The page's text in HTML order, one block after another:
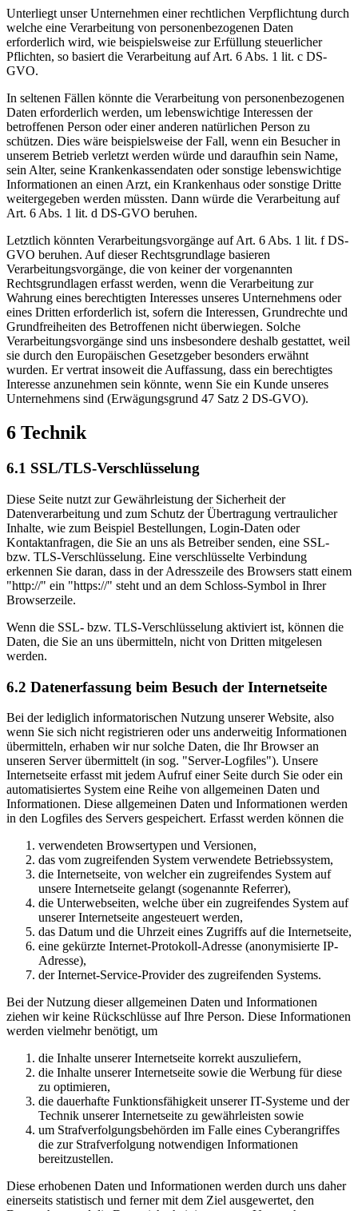
Unterliegt unser Unternehmen einer rechtlichen Verpflichtung durch
welche eine Verarbeitung von personenbezogenen Daten
erforderlich wird, wie beispielsweise zur Erfüllung steuerlicher
Pflichten, so basiert die Verarbeitung auf Art. 6 Abs. 1 lit. c DS-
GVO.
In seltenen Fällen könnte die Verarbeitung von personenbezogenen
Daten erforderlich werden, um lebenswichtige Interessen der
betroffenen Person oder einer anderen natürlichen Person zu
schützen. Dies wäre beispielsweise der Fall, wenn ein Besucher in
unserem Betrieb verletzt werden würde und daraufhin sein Name,
sein Alter, seine Krankenkassendaten oder sonstige lebenswichtige
Informationen an einen Arzt, ein Krankenhaus oder sonstige Dritte
weitergegeben werden müssten. Dann würde die Verarbeitung auf
Art. 6 Abs. 1 lit. d DS-GVO beruhen.
Letztlich könnten Verarbeitungsvorgänge auf Art. 6 Abs. 1 lit. f DS-
GVO beruhen. Auf dieser Rechtsgrundlage basieren
Verarbeitungsvorgänge, die von keiner der vorgenannten
Rechtsgrundlagen erfasst werden, wenn die Verarbeitung zur
Wahrung eines berechtigten Interesses unseres Unternehmens oder
eines Dritten erforderlich ist, sofern die Interessen, Grundrechte und
Grundfreiheiten des Betroffenen nicht überwiegen. Solche
Verarbeitungsvorgänge sind uns insbesondere deshalb gestattet, weil
sie durch den Europäischen Gesetzgeber besonders erwähnt
wurden. Er vertrat insoweit die Auffassung, dass ein berechtigtes
Interesse anzunehmen sein könnte, wenn Sie ein Kunde unseres
Unternehmens sind (Erwägungsgrund 47 Satz 2 DS-GVO).
6 Technik
6.1 SSL/TLS-Verschlüsselung
Diese Seite nutzt zur Gewährleistung der Sicherheit der
Datenverarbeitung und zum Schutz der Übertragung vertraulicher
Inhalte, wie zum Beispiel Bestellungen, Login-Daten oder
Kontaktanfragen, die Sie an uns als Betreiber senden, eine SSL-
bzw. TLS-Verschlüsselung. Eine verschlüsselte Verbindung
erkennen Sie daran, dass in der Adresszeile des Browsers statt einem
"http://" ein "https://" steht und an dem Schloss-Symbol in Ihrer
Browserzeile.
Wenn die SSL- bzw. TLS-Verschlüsselung aktiviert ist, können die
Daten, die Sie an uns übermitteln, nicht von Dritten mitgelesen
werden.
6.2 Datenerfassung beim Besuch der Internetseite
Bei der lediglich informatorischen Nutzung unserer Website, also
wenn Sie sich nicht registrieren oder uns anderweitig Informationen
übermitteln, erhaben wir nur solche Daten, die Ihr Browser an
unseren Server übermittelt (in sog. "Server-Logfiles"). Unsere
Internetseite erfasst mit jedem Aufruf einer Seite durch Sie oder ein
automatisiertes System eine Reihe von allgemeinen Daten und
Informationen. Diese allgemeinen Daten und Informationen werden
in den Logfiles des Servers gespeichert. Erfasst werden können die
verwendeten Browsertypen und Versionen,
das vom zugreifenden System verwendete Betriebssystem,
die Internetseite, von welcher ein zugreifendes System auf
unsere Internetseite gelangt (sogenannte Referrer),
die Unterwebseiten, welche über ein zugreifendes System auf
unserer Internetseite angesteuert werden,
das Datum und die Uhrzeit eines Zugriffs auf die Internetseite,
eine gekürzte Internet-Protokoll-Adresse (anonymisierte IP-
Adresse),
der Internet-Service-Provider des zugreifenden Systems.
Bei der Nutzung dieser allgemeinen Daten und Informationen
ziehen wir keine Rückschlüsse auf Ihre Person. Diese Informationen
werden vielmehr benötigt, um
die Inhalte unserer Internetseite korrekt auszuliefern,
die Inhalte unserer Internetseite sowie die Werbung für diese
zu optimieren,
die dauerhafte Funktionsfähigkeit unserer IT-Systeme und der
Technik unserer Internetseite zu gewährleisten sowie
um Strafverfolgungsbehörden im Falle eines Cyberangriffes
die zur Strafverfolgung notwendigen Informationen
bereitzustellen.
Diese erhobenen Daten und Informationen werden durch uns daher
einerseits statistisch und ferner mit dem Ziel ausgewertet, den